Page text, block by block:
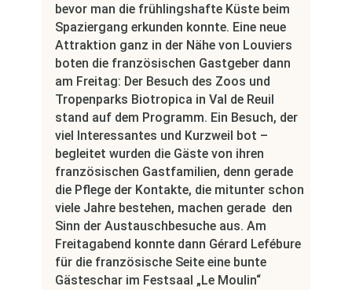
bevor man die frühlingshafte Küste beim
Spaziergang erkunden konnte. Eine neue
Attraktion ganz in der Nähe von Louviers
boten die französischen Gastgeber dann
am Freitag: Der Besuch des Zoos und
Tropenparks Biotropica in Val de Reuil
stand auf dem Programm. Ein Besuch, der
viel Interessantes und Kurzweil bot –
begleitet wurden die Gäste von ihren
französischen Gastfamilien, denn gerade
die Pflege der Kontakte, die mitunter schon
viele Jahre bestehen, machen gerade den
Sinn der Austauschbesuche aus. Am
Freitagabend konnte dann Gérard Lefébure
für die französische Seite eine bunte
Gästeschar im Festsaal „Le Moulin“